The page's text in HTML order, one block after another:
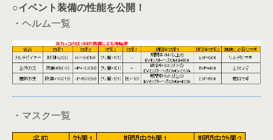
○イベント装備の性能を公開！
・ヘルム一覧
・マスク一覧